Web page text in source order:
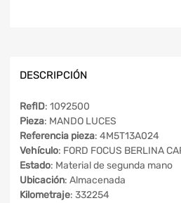
DESCRIPCIÓN
RefID: 1092500
Pieza: MANDO LUCES
Referencia pieza: 4M5T13A024
Vehículo: FORD FOCUS BERLINA
Estado: Material de segunda mano
Ubicación: Almacenada
Kilometraje: 332254